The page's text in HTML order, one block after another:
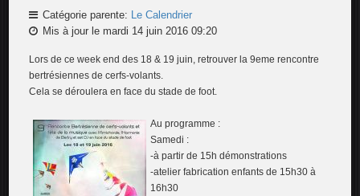
Catégorie parente: Le Calendrier
Mis à jour le mardi 14 juin 2016 09:20
Lors de ce week end des 18 & 19 juin, retrouver la 9eme rencontre
bertrésiennes de cerfs-volants.
Cela se déroulera en face du stade de foot.
Au programme :
Samedi :
-à partir de 15h démonstrations
-atelier fabrication enfants de 15h30 à
16h30